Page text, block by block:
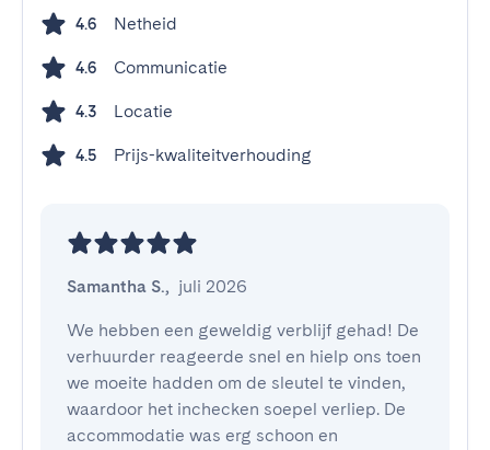
4.6 Netheid
4.6 Communicatie
4.3 Locatie
4.5 Prijs-kwaliteitverhouding
Samantha S., juli 2026
We hebben een geweldig verblijf gehad! De
verhuurder reageerde snel en hielp ons toen
we moeite hadden om de sleutel te vinden,
waardoor het inchecken soepel verliep. De
accommodatie was erg schoon en